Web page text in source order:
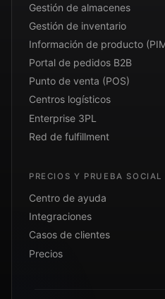
Gestión de almacenes
Gestión de inventario
Información de producto
Portal de pedidos B2B
Punto de venta (POS)
Centros logísticos
Enterprise 3PL
Red de fulfillment
PRECIOS Y PRUEBA SOCIAL
Centro de ayuda
Integraciones
Casos de clientes
Precios